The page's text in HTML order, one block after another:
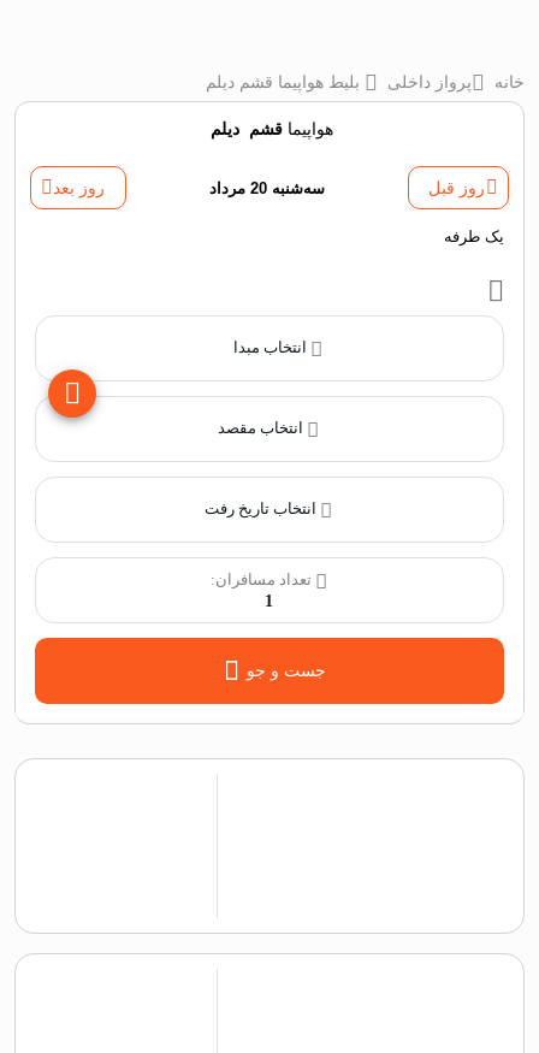
خانه پرواز داخلی بلیط هواپیما قشم دیلم
هواپیما قشم دیلم
روز قبل سه‌شنبه 20 مرداد روز بعد
یک طرفه
انتخاب مبدا
انتخاب مقصد
تعداد مسافران:
1
جست و جو